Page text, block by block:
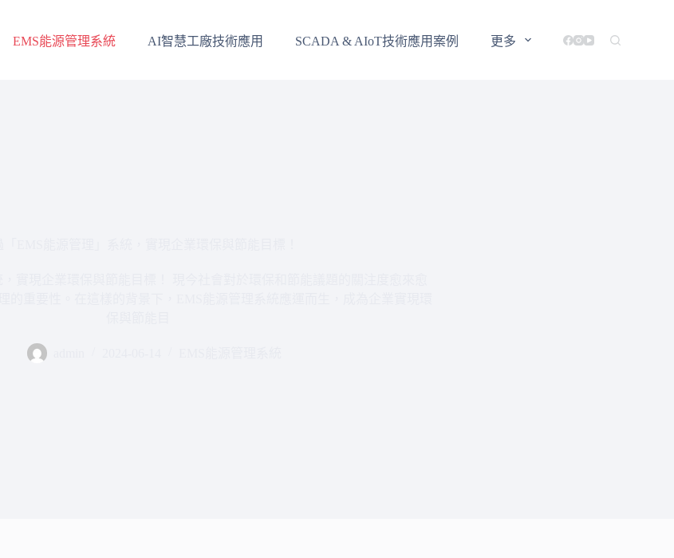
EMS能源管理系統 AI智慧工廠技術應用 SCADA & AIoT技術應用案例 更多